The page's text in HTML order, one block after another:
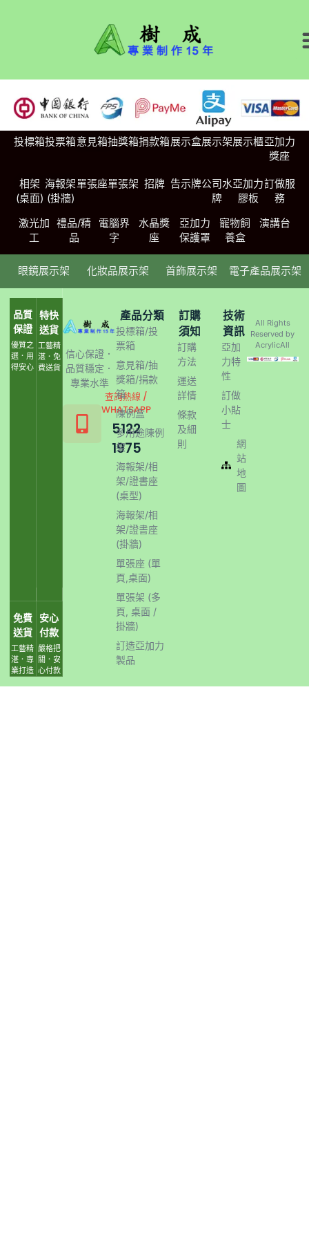
投標箱投票箱意見箱抽獎箱捐款箱展示盒展示架展示櫃亞加力
獎座
相架
(桌面)
海報架
(掛牆)
單張座單張架 招牌 告示牌公司水
牌
亞加力
膠板
訂做服
務
激光加
工
禮品/精
品
電腦界
字
水晶獎
座
亞加力
保護罩
寵物飼
養盒
演講台
眼鏡展示架 化妝品展示架 首飾展示架 電子產品展示架
品質
保證
優質之
選．用
得安心
特快
送貨
工藝精
湛．免
費送貨
免費
送貨
工藝精
湛．專
業打造
安心
付款
嚴格把
關．安
心付款
信心保證．
品質穩定．
專業水準
查詢熱線 /
WHATSAPP
5122
1975
產品分類
投標箱/投
票箱
意見箱/抽
獎箱/捐款
箱
陳例盒
多用途陳例
架
海報架/相
架/證書座
(桌型)
海報架/相
架/證書座
(掛牆)
單張座 (單
頁,桌面)
單張架 (多
頁, 桌面 /
掛牆)
訂造亞加力
製品
訂購
須知
訂購
方法
運送
詳情
條款
及細
則
技術
資訊
亞加
力特
性
訂做
小貼
士
網
站
地
圖
All Rights
Reserved by
AcrylicAll